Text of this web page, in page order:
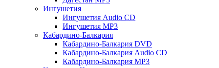
Ингушетия
Ингушетия Audio CD
Ингушетия MP3
Кабардино-Балкария
Кабардино-Балкария DVD
Кабардино-Балкария Audio CD
Кабардино-Балкария MP3